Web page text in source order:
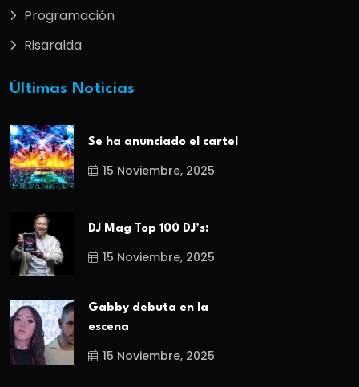
Programación
Risaralda
Últimas Noticias
Se ha anunciado el cartel
15 Noviembre, 2025
DJ Mag Top 100 DJ’s:
15 Noviembre, 2025
Gabby debuta en la
escena
15 Noviembre, 2025